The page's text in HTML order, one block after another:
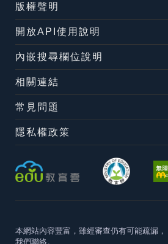
版權聲明
開放API使用說明
內嵌搜尋欄位說明
相關連結
常見問題
隱私權政策
本網站內容豐富，雖經審查仍有可能疏漏，
我們聯絡。